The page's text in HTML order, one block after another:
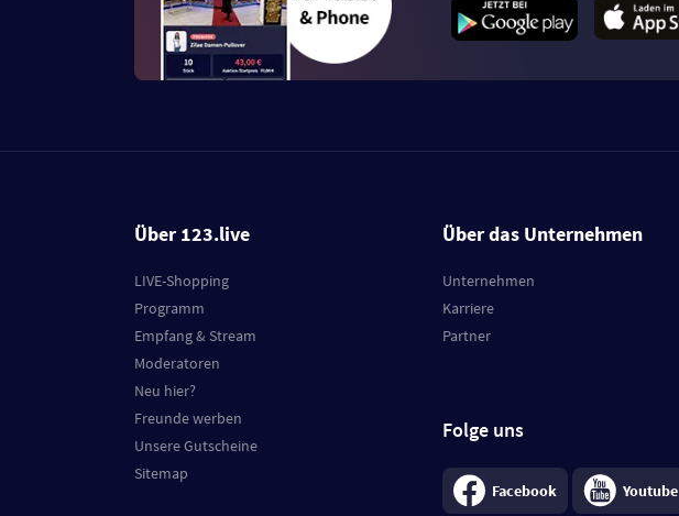
Über 123.live
LIVE-Shopping
Programm
Empfang & Stream
Moderatoren
Neu hier?
Freunde werben
Unsere Gutscheine
Sitemap
Über das Unternehmen
Unternehmen
Karriere
Partner
Folge uns
Facebook Youtube